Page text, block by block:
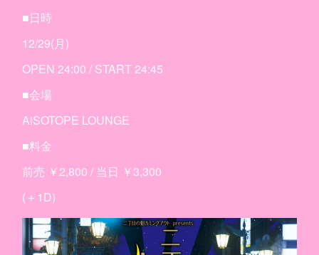
■日時
12/29(月)
OPEN 24:00 / START 24:45
■会場
AiSOTOPE LOUNGE
■料金
前売 ￥2,800 / 当日 ￥3,300
(＋1D)